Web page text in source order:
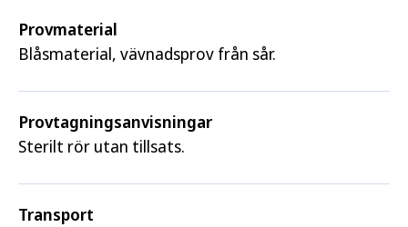
Provmaterial
Blåsmaterial, vävnadsprov från sår.
Provtagnings­anvisningar
Sterilt rör utan tillsats.
Transport